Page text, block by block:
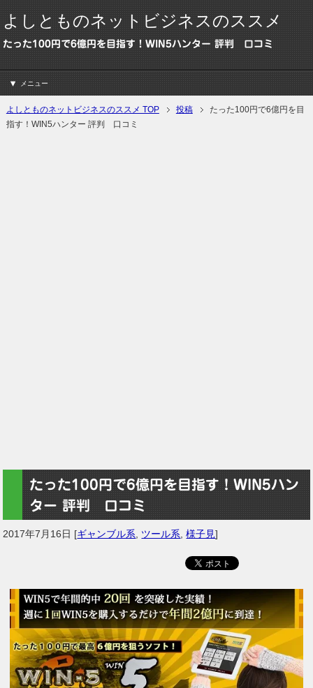
よしとものネットビジネスのススメ
たった100円で6億円を目指す！WIN5ハンター 評判 口コミ
メニュー
よしとものネットビジネスのススメ TOP 投稿
たった100円で6億円を目
指す！WIN5ハンター 評判 口コミ
たった100円で6億円を目指す！WIN5ハン
ター 評判 口コミ
2017年7月16日 [ギャンブル系 ツール系 ,様子見]